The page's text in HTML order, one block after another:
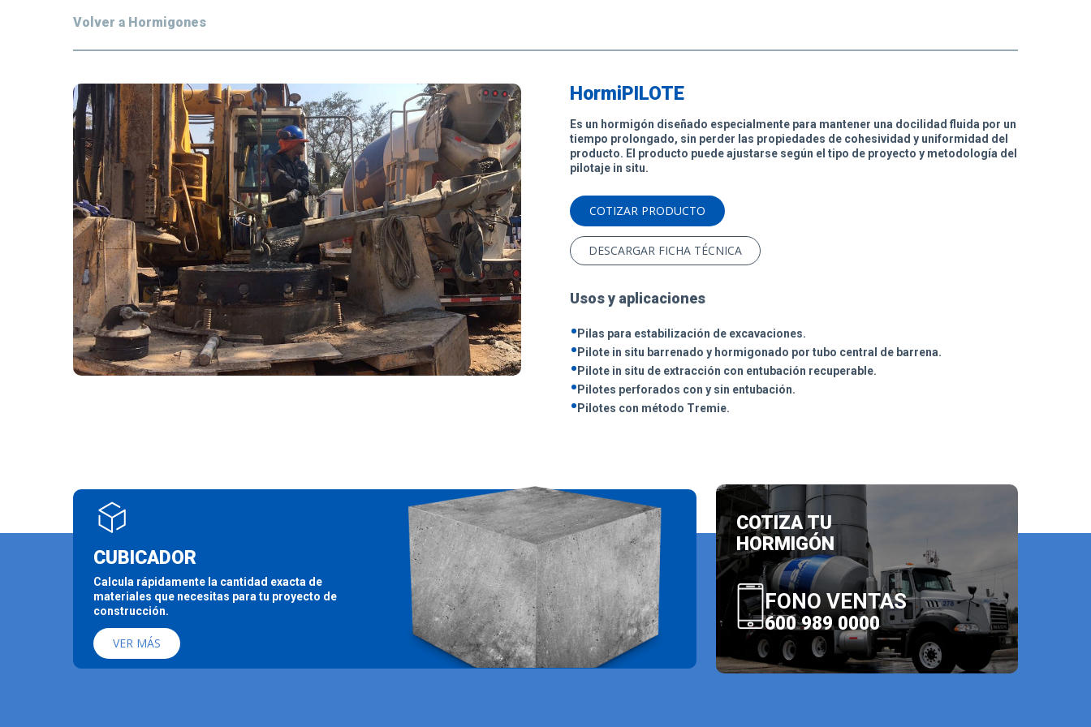
Volver a Hormigones
HormiPILOTE
Es un hormigón diseñado especialmente para mantener una docilidad fluida por un
tiempo prolongado, sin perder las propiedades de cohesividad y uniformidad del
producto. El producto puede ajustarse según el tipo de proyecto y metodología del
pilotaje in situ.
COTIZAR PRODUCTO
DESCARGAR FICHA TÉCNICA
Usos y aplicaciones
• Pilas para estabilización de excavaciones.
• Pilote in situ barrenado y hormigonado por tubo central de barrena.
• Pilote in situ de extracción con entubación recuperable.
• Pilotes perforados con y sin entubación.
• Pilotes con método Tremie.
CUBICADOR
Calcula rápidamente la cantidad exacta de
materiales que necesitas para tu proyecto de
construcción.
VER MÁS
COTIZA TU
HORMIGÓN
FONO VENTAS
600 989 0000